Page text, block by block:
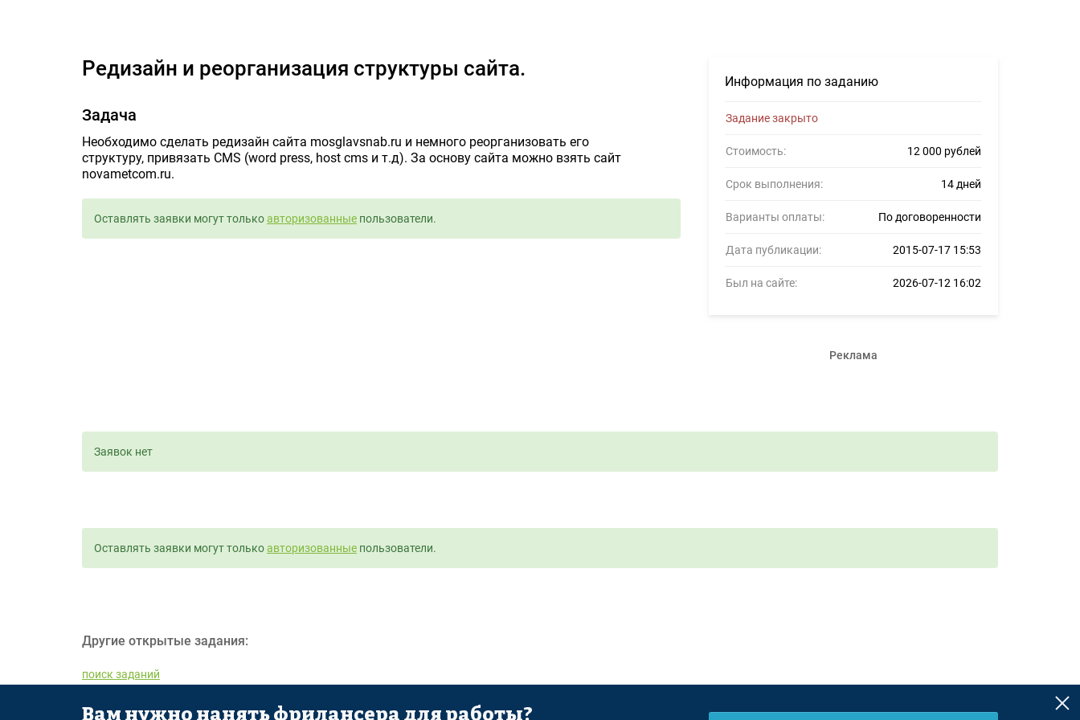
Информация по заданию
Задание закрыто
Стоимость: 12 000 рублей
Срок выполнения: 14 дней
Варианты оплаты: По договоренности
Дата публикации: 2015-07-17 15:53
Был на сайте: 2026-07-12 16:02
Реклама
Редизайн и реорганизация структуры сайта.
Задача
Необходимо сделать редизайн сайта mosglavsnab.ru и немного реорганизовать его
структуру, привязать CMS (word press, host cms и т.д). За основу сайта можно взять сайт
novametcom.ru.
Оставлять заявки могут толькоавторизованные пользователи.
Заявок нет
Оставлять заявки могут толькоавторизованные пользователи.
Другие открытые задания:
поиск заданий
Вам нужно нанять фрилансера для работы?